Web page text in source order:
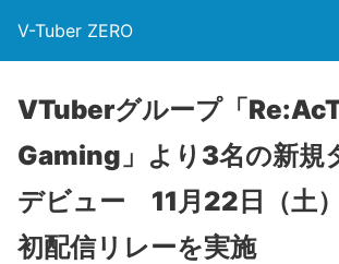
V-Tuber ZERO
VTuberグループ「
Gaming」より3名の新規
デビュー 11月22日（土
初配信リレーを実施